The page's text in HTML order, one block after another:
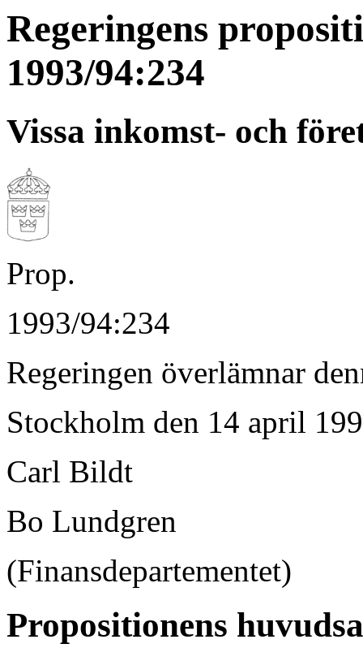
Regeringens
1993/94:234
Vissa inkomst- och
Prop.
1993/94:234
Regeringen överlämnar
Stockholm den 14 april
Carl Bildt
Bo Lundgren
(Finansdepartementet)
Propositionens